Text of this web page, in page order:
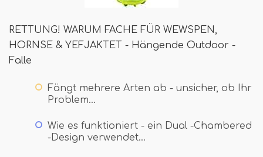
RETTUNG! WARUM FACHE FÜR WEWSPEN,
HORNSE & YEFJAKTET - Hängende Outdoor -
Falle
Fängt mehrere Arten ab - unsicher, ob Ihr
Problem…
Wie es funktioniert - ein Dual -Chambered
-Design verwendet…